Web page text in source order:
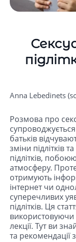
Anna Lebedinets
Розмова про
батьків
зміни підлітків
підлітків,
атмосферу.
отримують
інтернет чи
суперечливих
підлітків. Ця
використовуючи
лекції. Тут ви
та рекомендації